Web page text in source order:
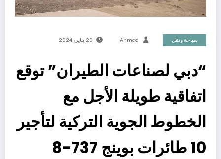
سياحة ونقل Ahmed 29 يناير، 2024
“دبي لصناعات الطيران” توقع
اتفاقية طويلة الأجل مع
الخطوط الجوية التركية لتأجير
10 طائرات بوينج 737-8